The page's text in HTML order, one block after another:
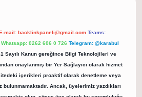
mail: backlinkpaneli@gmail.com Teams:
Whatsapp: 0262 606 0 726 Telegram: @karabul
Sayılı Kanun gereğince Bilgi Teknolojileri ve
onaylanmış bir Yer Sağlayıcı olarak hizmet
içerikleri proaktif olarak denetleme veya
bulunmamaktadır. Ancak, üyelerimiz yazdıkları